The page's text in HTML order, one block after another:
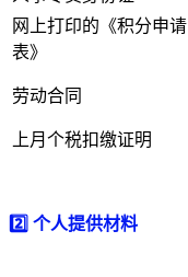
网上打印的《积分申请
表》
劳动合同
上月个税扣缴证明
2️⃣ 个人提供材料